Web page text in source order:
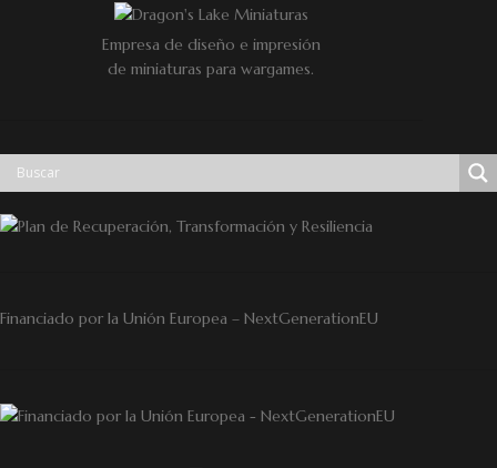
Empresa de diseño e impresión
de miniaturas para wargames.
Financiado por la Unión Europea – NextGenerationEU